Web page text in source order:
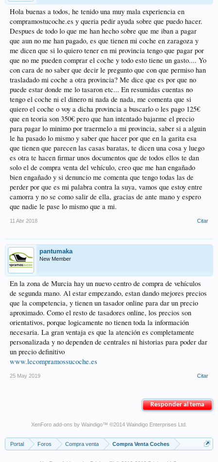
Hola buenas a todos, he tenido una muy mala experiencia en
compramostucoche.es y queria pedir ayuda sobre que puedo hacer.
Despues de todo lo que me han hecho sobre que me iban a pagar
que aun no me han pagado, es que tienen mi coche en zaragoza y
me dicen que si lo quiero tener en mi provincia tengo que pagar por
que no me pueden comprar el coche y todo esto tiene un gasto.... Yo
con cara de no saber que decir le pregunto que con que permiso han
trasladado mi coche a otra provincia? Me dice que es por que no
puede estar donde me lo tasaron etc... En resumidas cuentas no
tengo el coche ni el dinero ni nada de nada, me comenta que si
quiero el coche o voy a dicha provincia a buscarlo o les pago 125€
que en teoria son 350€ pero que han intentado bajarme el precio
para pagar lo minimo por traermelo a mi provincia, saber si a alguin
le ha pasado lo mismo y saber que hacer por que en la garita esa
que tienen que parecen las casas baratas, te dicen una cosa y luego
es otra te hacen firmar unos documentos que de todos ellos te dan
solo el de compra venta del vehículo, creo que me han engañado
bien engañado y si denuncio me comenta que tengo todas las de
perder por que es mi palabra contra la suya, vamos que estoy entre
camorra y no se como salir de ella, gracias de ante mano y espero
que nadie le pase lo mismo que a mi.
11 Abr 2018 Citar
pantumaka
New Member
En la zona de Murcia hay un nuevo centro de compra de vehículos
de segunda mano. Al estar empezando, estan dando mejores precios
que la competencia, y tienen un tasador online para dar un precio
aproximado. Como el resto de tasadores online, los precios son
orientativos, porque logicamente no tienen toda la información
necesaria. La gran ventaja es que la atención es completamente
personalizada y no dependen de centrales ni historias para poder dar
un precio definitivo
www.lecompramossucoche.es
25 May 2019 Citar
Responder al tema
XenForo add-ons by Waindigo™ ©2014 Waindigo Enterprises Ltd
Portal Foros Compra venta Compra Venta Coches